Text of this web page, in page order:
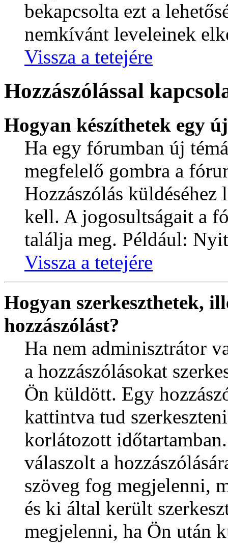
bekapcsolta ezt a
nemkívánt leveleinek
Vissza a tetejére
Hozzászólással
Hogyan készíthetek egy
Ha egy fórumban új
megfelelő gombra a
Hozzászólás
kell. A jogosultságait a
találja meg. Például:
Vissza a tetejére
Hogyan szerkeszthetek,
hozzászólást?
Ha nem adminisztrátor
a hozzászólásokat
Ön küldött. Egy
kattintva tud
korlátozott
válaszolt a
szöveg fog megjelenni,
és ki által került
megjelenni, ha Ön után